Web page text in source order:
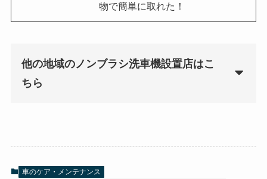
物で簡単に取れた！
他の地域のノンブラシ洗車機設置店はこ
ちら
車のケア・メンテナンス